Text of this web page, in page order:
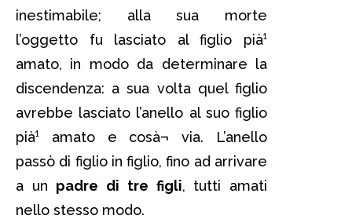
inestimabile; alla sua morte
l’oggetto fu lasciato al figlio pià¹
amato, in modo da determinare la
discendenza: a sua volta quel figlio
avrebbe lasciato l’anello al suo figlio
pià¹ amato e cosà¬ via. L’anello
passò di figlio in figlio, fino ad arrivare
a un padre di tre figli, tutti amati
nello stesso modo.